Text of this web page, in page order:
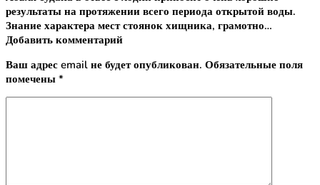
результаты на протяжении всего периода открытой воды.
Знание характера мест стоянок хищника, грамотно…
Добавить комментарий
Ваш адрес email не будет опубликован. Обязательные поля
помечены *